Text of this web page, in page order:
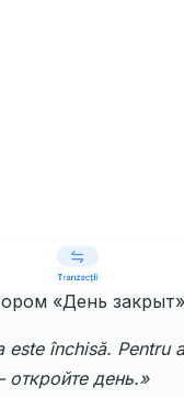
«День
este închisă. Pentru
день.»